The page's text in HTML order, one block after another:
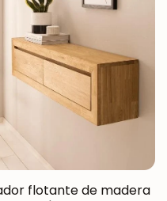
flotante de madera